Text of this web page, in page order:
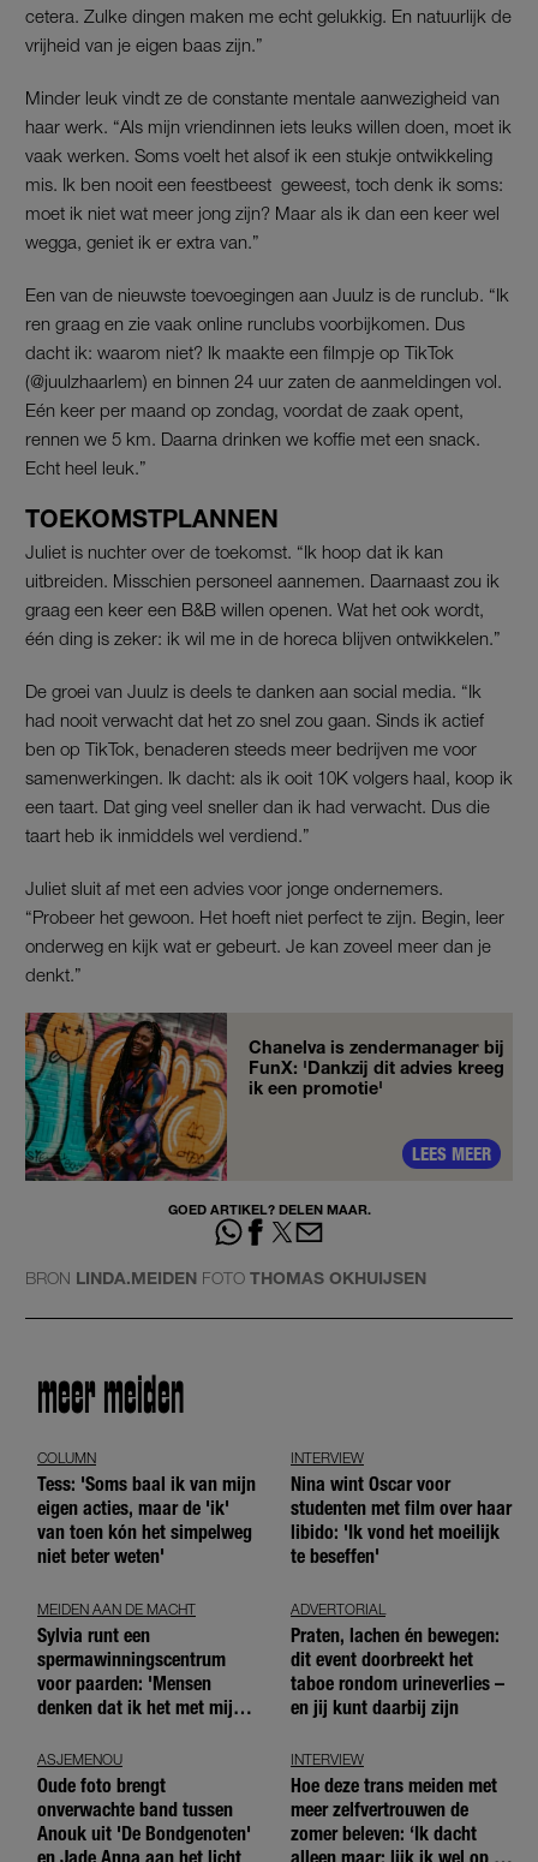
cetera. Zulke dingen maken me echt gelukkig. En natuurlijk de
vrijheid van je eigen baas zijn.”
Minder leuk vindt ze de constante mentale aanwezigheid van
haar werk. “Als mijn vriendinnen iets leuks willen doen, moet ik
vaak werken. Soms voelt het alsof ik een stukje ontwikkeling
mis. Ik ben nooit een feestbeest geweest, toch denk ik soms:
moet ik niet wat meer jong zijn? Maar als ik dan een keer wel
wegga, geniet ik er extra van.”
Een van de nieuwste toevoegingen aan Juulz is de runclub. “Ik
ren graag en zie vaak online runclubs voorbijkomen. Dus
dacht ik: waarom niet? Ik maakte een filmpje op TikTok
(@juulzhaarlem) en binnen 24 uur zaten de aanmeldingen vol.
Eén keer per maand op zondag, voordat de zaak opent,
rennen we 5 km. Daarna drinken we koffie met een snack.
Echt heel leuk.”
TOEKOMSTPLANNEN
Juliet is nuchter over de toekomst. “Ik hoop dat ik kan
uitbreiden. Misschien personeel aannemen. Daarnaast zou ik
graag een keer een B&B willen openen. Wat het ook wordt,
één ding is zeker: ik wil me in de horeca blijven ontwikkelen.”
De groei van Juulz is deels te danken aan social media. “Ik
had nooit verwacht dat het zo snel zou gaan. Sinds ik actief
ben op TikTok, benaderen steeds meer bedrijven me voor
samenwerkingen. Ik dacht: als ik ooit 10K volgers haal, koop ik
een taart. Dat ging veel sneller dan ik had verwacht. Dus die
taart heb ik inmiddels wel verdiend.”
Juliet sluit af met een advies voor jonge ondernemers.
“Probeer het gewoon. Het hoeft niet perfect te zijn. Begin, leer
onderweg en kijk wat er gebeurt. Je kan zoveel meer dan je
denkt.”
Chanelva is zendermanager bij
FunX: 'Dankzij dit advies kreeg
ik een promotie'
LEES MEER
GOED ARTIKEL? DELEN MAAR.
BRON LINDA.MEIDEN FOTO THOMAS OKHUIJSEN
meer meiden
COLUMN
Tess: 'Soms baal ik van mijn
eigen acties, maar de 'ik'
van toen kón het simpelweg
niet beter weten'
INTERVIEW
Nina wint Oscar voor
studenten met film over haar
libido: 'Ik vond het moeilijk
te beseffen'
MEIDEN AAN DE MACHT
Sylvia runt een
spermawinningscentrum
voor paarden: 'Mensen
denken dat ik het met mijn
ADVERTORIAL
Praten, lachen én bewegen:
dit event doorbreekt het
taboe rondom urineverlies –
en jij kunt daarbij zijn
ASJEMENOU
Oude foto brengt
onverwachte band tussen
Anouk uit 'De Bondgenoten'
INTERVIEW
Hoe deze trans meiden met
meer zelfvertrouwen de
zomer beleven: ‘Ik dacht